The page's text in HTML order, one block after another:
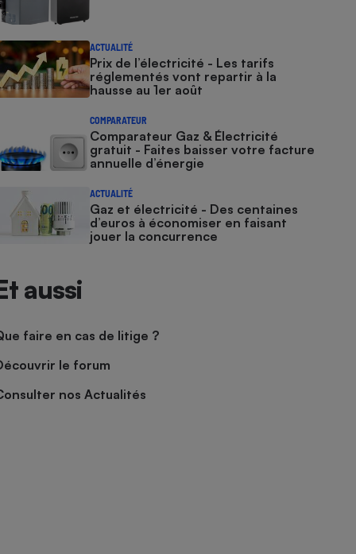
ACTUALITÉ
Prix de l’électricité - Les tarifs
réglementés vont repartir à la
hausse au 1er août
COMPARATEUR
Comparateur Gaz & Électricité
gratuit - Faites baisser votre facture
annuelle d’énergie
ACTUALITÉ
Gaz et électricité - Des centaines
d’euros à économiser en faisant
jouer la concurrence
aussi
faire en cas de litige ?
le forum
nos Actualités